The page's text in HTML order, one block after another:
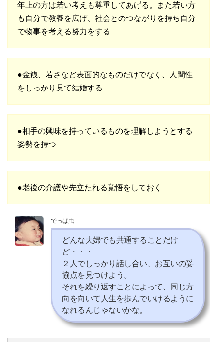
年上の方は若い考えも尊重してあげる。また若い方
も自分で教養を広げ、社会とのつながりを持ち自分
で物事を考える努力をする
●金銭、若さなど表面的なものだけでなく、人間性
をしっかり見て結婚する
●相手の興味を持っているものを理解しようとする
姿勢を持つ
●老後の介護や先立たれる覚悟をしておく
でっぱ虫
どんな夫婦でも共通することだけ
ど・・・
２人でしっかり話し合い、お互いの妥
協点を見つけよう。
それを繰り返すことによって、同じ方
向を向いて人生を歩んでいけるように
なれるんじゃないかな。